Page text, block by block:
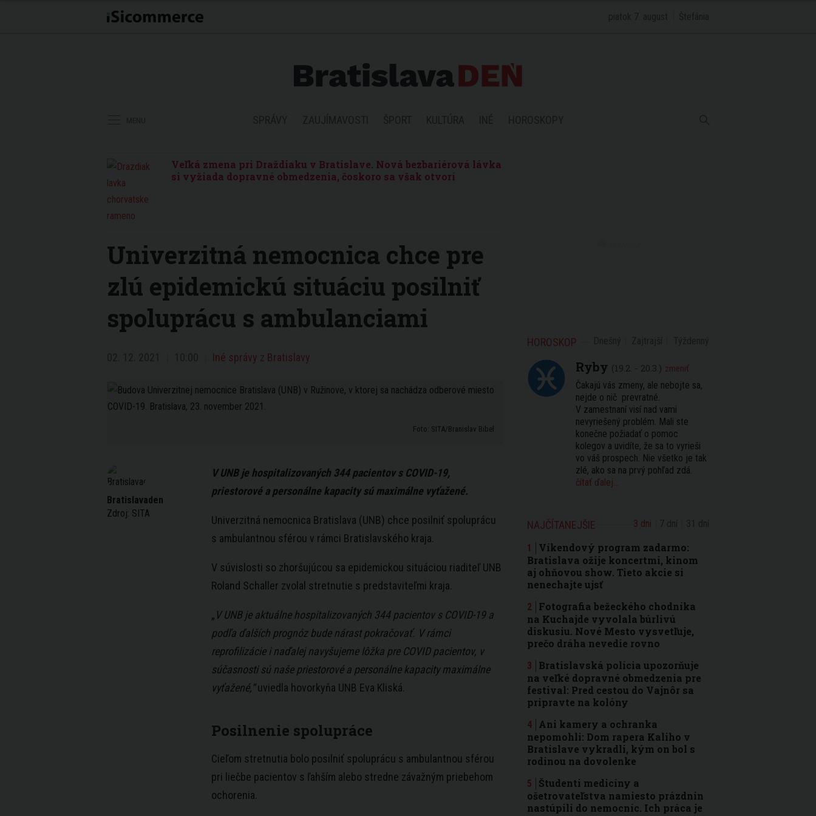
Veľká zmena pri Draždiaku v Bratislave. Nová bezbariérová lávka
si vyžiada dopravné obmedzenia, čoskoro sa však otvorí
Univerzitná nemocnica chce pre
zlú epidemickú situáciu posilniť
spoluprácu s ambulanciami
Iné správy z Bratislavy
Foto: SITA/Branislav Bibel
Bratislavaden
Zdroj: SITA
V UNB je hospitalizovaných 344 pacientov s COVID-19,
priestorové a personálne kapacity sú maximálne vyťažené.
Univerzitná nemocnica Bratislava (UNB) chce posilniť spoluprácu
s ambulantnou sférou v rámci Bratislavského kraja.
V súvislosti so zhoršujúcou sa epidemickou situáciou riaditeľ UNB
Roland Schaller zvolal stretnutie s predstaviteľmi kraja.
„ V UNB je aktuálne hospitalizovaných 344 pacientov s COVID-19 a
podľa ďalších prognóz bude nárast pokračovať. V rámci
reprofilizácie i naďalej navyšujeme lôžka pre COVID pacientov, v
súčasnosti sú naše priestorové a personálne kapacity maximálne
vyťažené,“uviedla hovorkyňa UNB Eva Kliská.
Posilnenie spolupráce
Cieľom stretnutia bolo posilniť spoluprácu s ambulantnou sférou
pri liečbe pacientov s ľahším alebo stredne závažným priebehom
ochorenia.
HOROSKOP
Ryby (19.2. - 20.3.) zmeniť
Čakajú vás zmeny, ale nebojte sa,
nejde o nič prevratné.
V zamestnaní visí nad vami
nevyriešený problém. Mali ste
konečne požiadať o pomoc
kolegov a uvidíte, že sa to vyrieši
vo váš prospech. Nie všetko je tak
zlé, ako sa na prvý pohľad zdá.
čítať ďalej...
NAJČÍTANEJŠIE 3 dni
Víkendový program zadarmo:
Bratislava ožije koncertmi, kinom
aj ohňovou show. Tieto akcie si
nenechajte ujsť
Fotografia bežeckého chodníka
na Kuchajde vyvolala búrlivú
diskusiu. Nové Mesto vysvetľuje,
prečo dráha nevedie rovno
Bratislavská polícia upozorňuje
na veľké dopravné obmedzenia pre
festival: Pred cestou do Vajnôr sa
pripravte na kolóny
Ani kamery a ochranka
nepomohli: Dom rapera Kaliho v
Bratislave vykradli, kým on bol s
rodinou na dovolenke
Študenti medicíny a
ošetrovateľstva namiesto prázdnin
nastúpili do nemocníc. Ich práca je